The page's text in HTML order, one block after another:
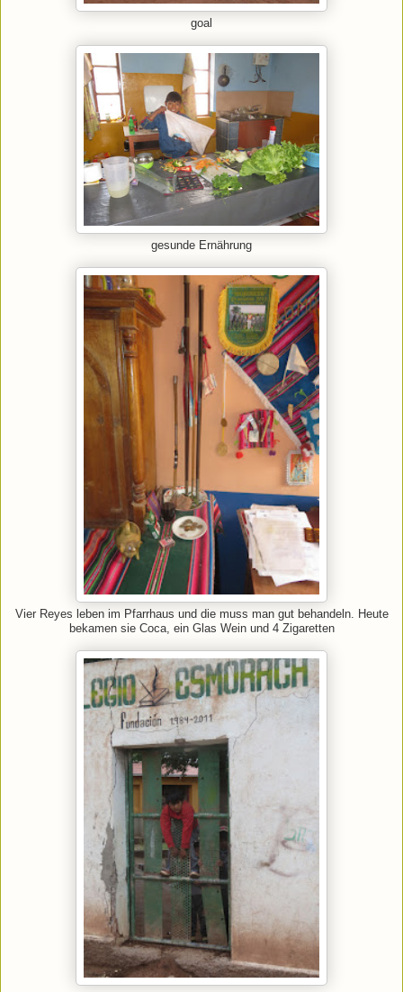
goal
gesunde Ernährung
Vier Reyes leben im Pfarrhaus und die muss man gut behandeln. Heute
bekamen sie Coca, ein Glas Wein und 4 Zigaretten